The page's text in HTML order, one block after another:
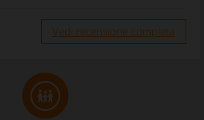
Vedi recensione completa